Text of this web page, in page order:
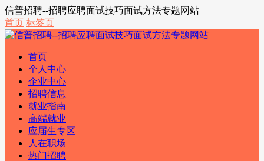
信普招聘--招聘应聘面试技巧面试方法专题网站
首页 标签页
首页
个人中心
企业中心
招聘信息
就业指南
高端就业
应届生专区
人在职场
热门招聘